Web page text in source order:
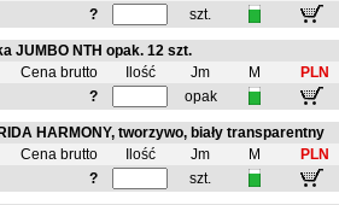
? szt.
JUMBO NTH opak. 12 szt.
Cena brutto Ilość Jm M PLN
? opak
HARMONY, tworzywo, biały transparentny
Cena brutto Ilość Jm M PLN
? szt.